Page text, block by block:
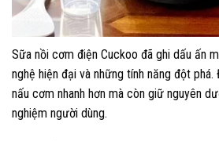
Sữa nồi cơm điện Cuckoo đã ghi dấu ấn
nghệ hiện đại và những tính năng đột
nấu cơm nhanh hơn mà còn giữ nguyên
nghiệm người dùng.